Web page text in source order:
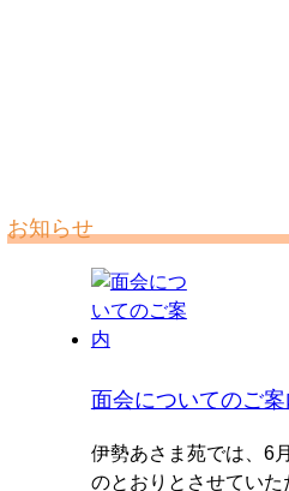
お知らせ
面会についてのご
伊勢あさま苑では、6
のとおりとさせてい